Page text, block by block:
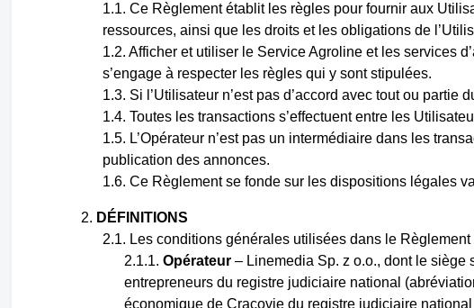
Ce Règlement établit les règles pour fournir aux
ressources, ainsi que les droits et les obligations de
Afficher et utiliser le Service Agroline et les services
s’engage à respecter les règles qui y sont stipulées.
Si l’Utilisateur n’est pas d’accord avec tout ou partie
Toutes les transactions s’effectuent entre les
L’Opérateur n’est pas un intermédiaire dans les
publication des annonces.
Ce Règlement se fonde sur les dispositions légales
DÉFINITIONS
Les conditions générales utilisées dans le
Opérateur – Linemedia Sp. z o.o., dont le
entrepreneurs du registre judiciaire national
économique de Cracovie du registre judiciaire